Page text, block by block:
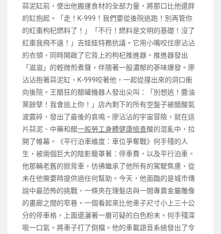
蒜泥缸前，使出他搬運食材的全部力量，將那口比他還胖
的缸抱起。「走！K-999！我們要從後院逃跑！別再管你
的紅棗枸杞燃料了！」「不行！燃料是文明的基礎！沒了
紅棗我飛不遠！」吉娃娃特務抗議。它用小嘴咬住廖沾沾
的衣領，同時開啟了它背上的枸杞推進器。推進器發出
「滋滋」的輕微煎煮聲，伴隨著一股濃郁的蔘味爆發。廖
沾沾抱著蒜泥缸、K-999咬著他，一起從撞出來的洞口衝
向後院。王醋狂的醋罐機器人發出尖叫：「別想逃！醬油
黨餘孽！我會追上你！」店內剩下的所有空盤子被醋酸氣
波震碎，發出了最後的哀鳴。廖沾沾的宇宙冒險，就在這
片蒜泥、中藥和醋一般勞工身體健康檢查酸的混亂中，拉
開了帷幕。《平行泊車維度：車位爭奪戰》何手殘的人
生，被兩個巨大的陰影籠罩著：停車費，以及平行泊車。
他那輛老舊的掀背車，彷彿繼承了他所有的駕駛焦慮，從
未在他需要時提供過任何幫助。今天，他面臨的是城市傳
說中最恐怖的挑戰，一條夾在理髮店與一間專賣金屬雕像
的畫廊之間的窄巷。一個看起來比他車子尺寸小上三十公
分的停車格，上面還灑著一層可疑的白色粉末。何手殘深
吸一口氣。將車子打了倒檔。他的車載語音系統發出了令